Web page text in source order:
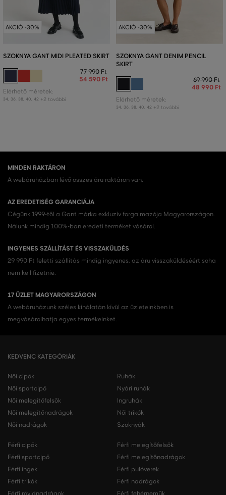
AKCIÓ -30%
SZOKNYA GANT MIDI PLEATED SKIRT
77 990 Ft
54 590 Ft
Elérhető méretek:
34 36 38 40 42 +2 további
AKCIÓ -30%
SZOKNYA GANT DENIM PENCIL
SKIRT
69 990 Ft
48 990 Ft
Elérhető méretek:
34 36 38 40 42 +2 további
MINDEN RAKTÁRON
A webáruházban lévő összes áru raktáron van.
AZ EREDETISÉG GARANCIÁJA
Cégünk 1999-től a Gant márka exkluzív forgalmazója Magyarországon.
Nálunk mindig 100%-ban eredeti terméket vásárol.
INGYENES SZÁLLÍTÁST ÉS VISSZAKÜLDÉS
29 990 Ft feletti szállítás mindig ingyenes, az áru visszaküldéséért soha
nem kell fizetnie.
17 ÜZLET MAGYARORSZÁGON
A webáruházunk széles kínálatán kívül az üzleteinkben is
megvásárolhatja egyes termékeinket.
KEDVENC KATEGÓRIÁK
Női cipők
Női sportcipő
Női melegítőfelsők
Női melegítőnadrágok
Női nadrágok
Ruhák
Nyári ruhák
Ingruhák
Női trikók
Szoknyák
Férfi cipők
Férfi sportcipő
Férfi ingek
Férfi trikók
Férfi rövidnadrágok
Férfi melegítőfelsők
Férfi melegítőnadrágok
Férfi pulóverek
Férfi nadrágok
Férfi fehérneműk